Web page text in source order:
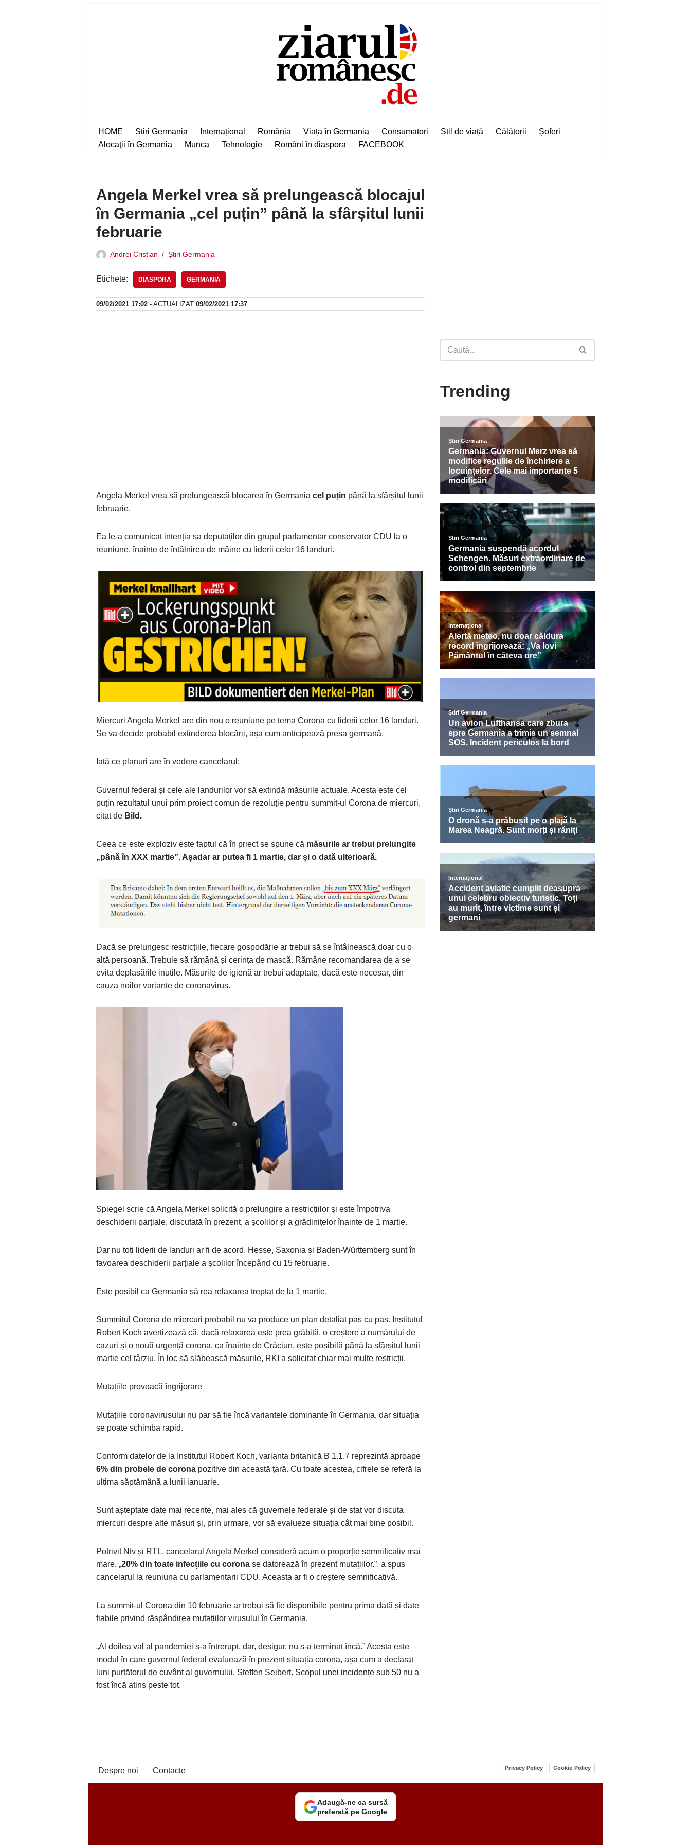
HOME Știri Germania Internațional România Viața în Germania Consumatori Stil de viață Călătorii
Șoferi
Alocaţii în Germania
Munca Tehnologie Români în diaspora FACEBOOK
Angela Merkel vrea să prelungească blocajul
în Germania „cel puțin” până la sfârșitul lunii
februarie
Andrei Cristian Știri Germania
Etichete: DIASPORA GERMANIA
09/02/2021 17:02 - ACTUALIZAT 09/02/2021 17:37
Angela Merkel vrea să prelungească blocarea în Germania cel puțin până la sfârșitul lunii
februarie.
Ea le-a comunicat intenția sa deputaților din grupul parlamentar conservator CDU la o
reuniune, înainte de întâlnirea de mâine cu liderii celor 16 landuri.
Miercuri Angela Merkel are din nou o reuniune pe tema Corona cu liderii celor 16 landuri.
Se va decide probabil extinderea blocării, așa cum anticipează presa germană.
Iată ce planuri are în vedere cancelarul:
Guvernul federal și cele ale landurilor vor să extindă măsurile actuale. Acesta este cel
puțin rezultatul unui prim proiect comun de rezoluție pentru summit-ul Corona de miercuri,
citat de Bild.
Ceea ce este exploziv este faptul că în priect se spune că măsurile ar trebui prelungite
„până în XXX martie”. Așadar ar putea fi 1 martie, dar și o dată ulterioară.
Dacă se prelungesc restricțiile, fiecare gospodărie ar trebui să se întâlnească doar cu o
altă persoană. Trebuie să rămână și cerința de mască. Rămâne recomandarea de a se
evita deplasările inutile. Măsurile de igienă ar trebui adaptate, dacă este necesar, din
cauza noilor variante de coronavirus.
Spiegel scrie că Angela Merkel solicită o prelungire a restricțiilor și este împotriva
deschiderii parțiale, discutată în prezent, a școlilor și a grădinițelor înainte de 1 martie.
Dar nu toți liderii de landuri ar fi de acord. Hesse, Saxonia și Baden-Württemberg sunt în
favoarea deschiderii parțiale a școlilor începând cu 15 februarie.
Este posibil ca Germania să rea relaxarea treptat de la 1 martie.
Summitul Corona de miercuri probabil nu va produce un plan detaliat pas cu pas. Institutul
Robert Koch avertizează că, dacă relaxarea este prea grăbită, o creștere a numărului de
cazuri și o nouă urgență corona, ca înainte de Crăciun, este posibilă până la sfârșitul lunii
martie cel târziu. În loc să slăbească măsurile, RKI a solicitat chiar mai multe restricții.
Mutațiile provoacă îngrijorare
Mutațiile coronavirusului nu par să fie încă variantele dominante în Germania, dar situația
se poate schimba rapid.
Conform datelor de la Institutul Robert Koch, varianta britanică B 1.1.7 reprezintă aproape
6% din probele de corona pozitive din această țară. Cu toate acestea, cifrele se referă la
ultima săptămână a lunii ianuarie.
Sunt așteptate date mai recente, mai ales că guvernele federale și de stat vor discuta
miercuri despre alte măsuri și, prin urmare, vor să evalueze situația cât mai bine posibil.
Potrivit Ntv și RTL, cancelarul Angela Merkel consideră acum o proporție semnificativ mai
mare. „20% din toate infecțiile cu corona se datorează în prezent mutațiilor.”, a spus
cancelarul la reuniuna cu parlamentarii CDU. Aceasta ar fi o creștere semnificativă.
La summit-ul Corona din 10 februarie ar trebui să fie disponibile pentru prima dată și date
fiabile privind răspândirea mutațiilor virusului în Germania.
„Al doilea val al pandemiei s-a întrerupt, dar, desigur, nu s-a terminat încă.” Acesta este
modul în care guvernul federal evaluează în prezent situația corona, așa cum a declarat
luni purtătorul de cuvânt al guvernului, Steffen Seibert. Scopul unei incidențe sub 50 nu a
fost încă atins peste tot.
Trending
Despre noi Contacte Privacy Policy Cookie Policy
Adaugă-ne ca sursă
preferată pe Google